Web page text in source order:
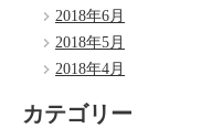
2018年6月
2018年5月
2018年4月
カテゴリー